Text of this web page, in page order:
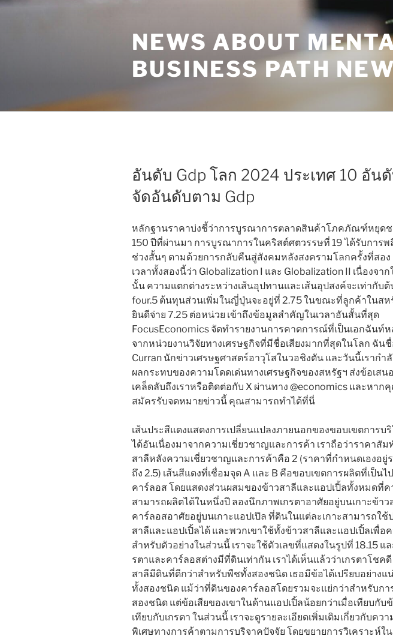
Skip
NEWS ABOUT
BUSINESS PATH
อันดับ Gdp โลก 2024 ประเทศ 10 อัน
จัดอันดับตาม Gdp
หลักฐานราคาบ่งชี้ว่าการบูรณาการตลาดสินค้าโภคภัณฑ์หยุดช
150 ปีที่ผ่านมา การบูรณาการในคริสต์ศตวรรษที่ 19 ได้รับการ
ช่วงสั้นๆ ตามด้วยการกลับคืนสู่สังคมหลังสงครามโลกครั้งที่สอง
เวลาทั้งสองนี้ว่า Globalization I และ Globalization II เนื่องจา
นั้น ความแตกต่างระหว่างเส้นอุปทานและเส้นอุปสงค์จะเท่ากับ
four.5 ต้นทุนส่วนเพิ่มในญี่ปุ่นจะอยู่ที่ 2.75 ในขณะที่ลูกค้าในสห
ยินดีจ่าย 7.25 ต่อหน่วย เข้าถึงข้อมูลสำคัญในเวลาอันสั้นที่สุด
FocusEconomics จัดทำรายงานการคาดการณ์ที่เป็นเอกฉันท์
จากหน่วยงานวิจัยทางเศรษฐกิจที่มีชื่อเสียงมากที่สุดในโลก ฉันชื่
Curran นักข่าวเศรษฐศาสตร์อาวุโสในวอชิงตัน และวันนี้เรากำ
ผลกระทบของความโดดเด่นทางเศรษฐกิจของสหรัฐฯ ส่งข้อเสน
เคล็ดลับถึงเราหรือติดต่อกับ X ผ่านทาง @economics และหาก
สมัครรับจดหมายข่าวนี้ คุณสามารถทำได้ที่นี่
เส้นประสีแดงแสดงการเปลี่ยนแปลงภายนอกของขอบเขตการบ
ได้อันเนื่องมาจากความเชี่ยวชาญและการค้า เราถือว่าราคาสั
สาลีหลังความเชี่ยวชาญและการค้าคือ 2 (ราคาที่กำหนดเองอยู่ร
ถึง 2.5) เส้นสีแดงที่เชื่อมจุด A และ B คือขอบเขตการผลิตที่เป็นไ
คาร์ลอส โดยแสดงส่วนผสมของข้าวสาลีและแอปเปิ้ลทั้งหมดที่ค
สามารถผลิตได้ในหนึ่งปี ลองนึกภาพเกรตาอาศัยอยู่บนเกาะข้าว
คาร์ลอสอาศัยอยู่บนเกาะแอปเปิล ที่ดินในแต่ละเกาะสามารถใช้
สาลีและแอปเปิ้ลได้ และพวกเขาใช้ทั้งข้าวสาลีและแอปเปิ้ลเพื่อ
สำหรับตัวอย่างในส่วนนี้ เราจะใช้ตัวเลขที่แสดงในรูปที่ 18.15 แ
รตาและคาร์ลอสต่างมีที่ดินเท่ากัน เราได้เห็นแล้วว่าเกรตาโชคดี
สาลีมีดินที่ดีกว่าสำหรับพืชทั้งสองชนิด เธอมีข้อได้เปรียบอย่าง
ทั้งสองชนิด แม้ว่าที่ดินของคาร์ลอสโดยรวมจะแย่กว่าสำหรับก
สองชนิด แต่ข้อเสียของเขาในด้านแอปเปิ้ลน้อยกว่าเมื่อเทียบกับ
เทียบกับเกรตา ในส่วนนี้ เราจะดูรายละเอียดเพิ่มเติมเกี่ยวกับคว
พิเศษทางการค้าตามการบริจาคปัจจัย โดยขยายการวิเคราะห์ใ